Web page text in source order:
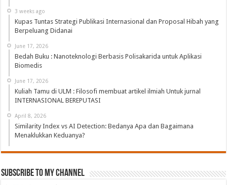
3 weeks ago
Kupas Tuntas Strategi Publikasi Internasional dan Proposal Hibah yang
Berpeluang Didanai
June 17, 2026
Bedah Buku : Nanoteknologi Berbasis Polisakarida untuk Aplikasi
Biomedis
June 17, 2026
Kuliah Tamu di ULM : Filosofi membuat artikel ilmiah Untuk jurnal
INTERNASIONAL BEREPUTASI
April 8, 2026
Similarity Index vs AI Detection: Bedanya Apa dan Bagaimana
Menaklukkan Keduanya?
Subscribe to My Channel